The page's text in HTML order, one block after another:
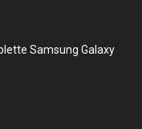
Samsung Galaxy